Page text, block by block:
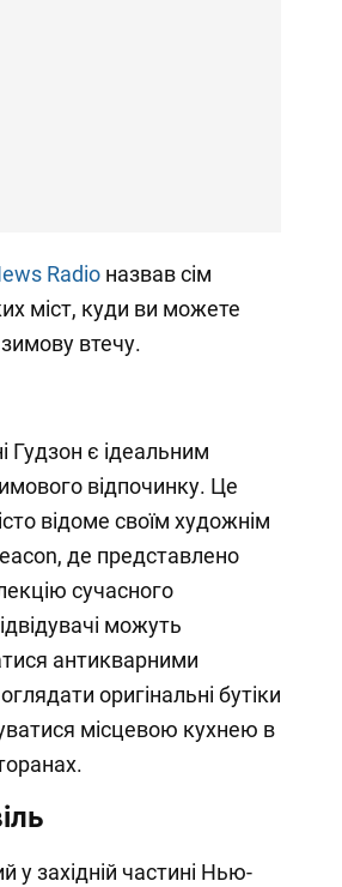
Radioназвав сім
міст, куди ви можете
втечу.
Гудзон є ідеальним
відпочинку. Це
відоме своїм художнім
де представлено
сучасного
можуть
антикварними
оригінальні бутіки
місцевою кухнею в
у західній частині Нью-